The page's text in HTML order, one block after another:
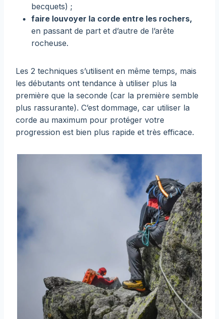
becquets) ;
faire louvoyer la corde entre les rochers,
en passant de part et d’autre de l’arête
rocheuse.
Les 2 techniques s’utilisent en même temps, mais
les débutants ont tendance à utiliser plus la
première que la seconde (car la première semble
plus rassurante). C’est dommage, car utiliser la
corde au maximum pour protéger votre
progression est bien plus rapide et très efficace.